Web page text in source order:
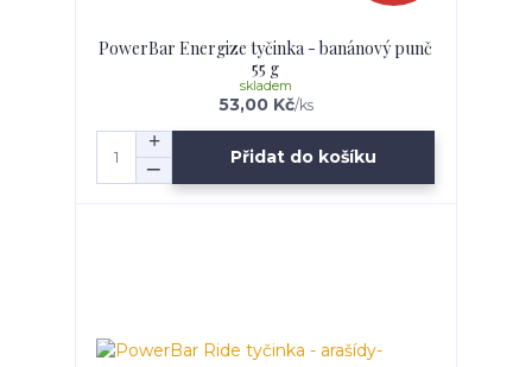
PowerBar Energize tyčinka - banánový punč
55 g
53,00 Kč/ks
skladem
Přidat do košíku